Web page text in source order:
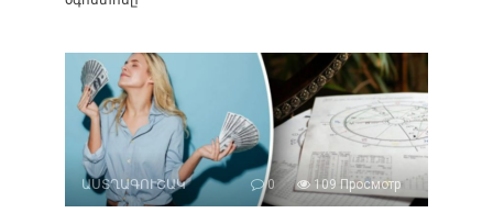
ԱՍՏՂԱԳՈՒՇԱԿ 0 109 Просмотр